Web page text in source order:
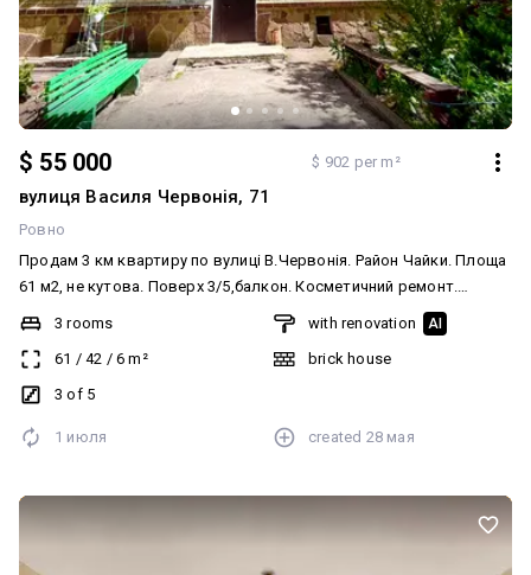
$ 55 000 $ 902 per m²
вулиця Василя Червонія, 71
Ровно
Продам 3 км квартиру по вулиці В.Червонія. Район Чайки. Площа
61 м2, не кутова. Поверх 3/5,балкон. Косметичний ремонт.
Залишаються всі меблі. Поруч уся необхідна інфраструктура.
3 rooms
61 / 42 / 6 m²
3 of 5
with renovation AI
brick house
1 июля created 28 мая